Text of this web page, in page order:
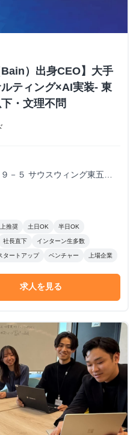
）出身CEO】大手
ティング×AI実装- 東
・文理不問
－５ サウスウィング東五反
推奨 土日OK 半日OK
社長直下 インターン生多数
タートアップ ベンチャー 上場企業
求人を見る